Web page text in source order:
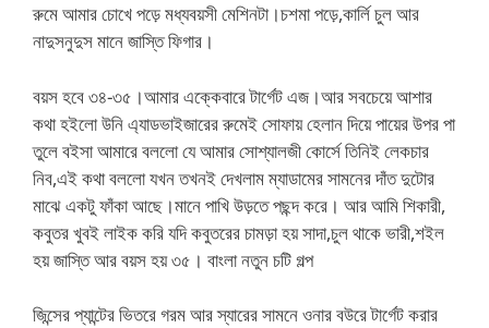
রুমে আমার চোখে পড়ে মধ্যবয়সী মেশিনটা।চশমা পড়ে,কার্লি চুল আর
নাদুসনুদুস মানে জাস্তি ফিগার।
বয়স হবে ৩৪-৩৫।আমার এক্কেবারে টার্গেট এজ।আর সবচেয়ে আশার
কথা হইলো উনি এ্যাডভাইজারের রুমেই সোফায় হেলান দিয়ে পায়ের উপর পা
তুলে বইসা আমারে বললো যে আমার সোশ্যালজী কোর্সে তিনিই লেকচার
নিব,এই কথা বললো যখন তখনই দেখলাম ম্যাডামের সামনের দাঁত দুটোর
মাঝে একটু ফাঁকা আছে।মানে পাখি উড়তে পছন্দ করে। আর আমি শিকারী,
কবুতর খুবই লাইক করি যদি কবুতরের চামড়া হয় সাদা,চুল থাকে ভারী,শইল
হয় জাস্তি আর বয়স হয় ৩৫। বাংলা নতুন চটি গল্প
জিন্সের প্যান্টের ভিতরে গরম আর স্যারের সামনে ওনার বউরে টার্গেট করার